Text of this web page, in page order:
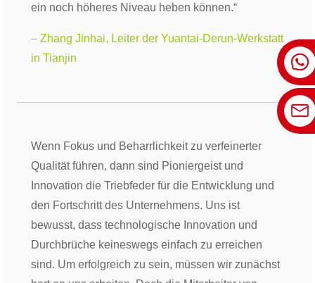
ein noch höheres Niveau heben können.“
– Zhang Jinhai, Leiter der Yuantai-Derun-Werkstatt
in Tianjin
Wenn Fokus und Beharrlichkeit zu verfeinerter
Qualität führen, dann sind Pioniergeist und
Innovation die Triebfeder für die Entwicklung und
den Fortschritt des Unternehmens. Uns ist
bewusst, dass technologische Innovation und
Durchbrüche keineswegs einfach zu erreichen
sind. Um erfolgreich zu sein, müssen wir zunächst